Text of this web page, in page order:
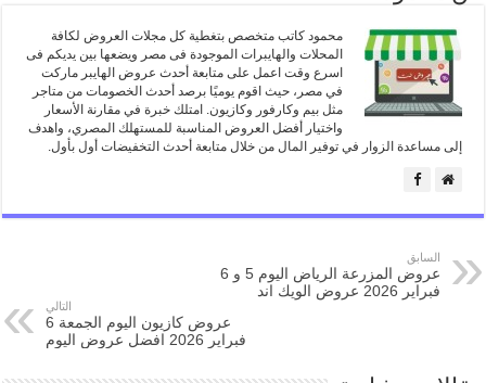
محمود كاتب متخصص بتغطية كل مجلات العروض لكافة
المحلات والهايبرات الموجودة فى مصر ويضعها بين يديكم فى
اسرع وقت اعمل على متابعة أحدث عروض الهايبر ماركت
في مصر، حيث اقوم يوميًا برصد أحدث الخصومات من متاجر
مثل بيم وكارفور وكازيون. امتلك خبرة في مقارنة الأسعار
واختيار أفضل العروض المناسبة للمستهلك المصري، واهدف
إلى مساعدة الزوار في توفير المال من خلال متابعة أحدث التخفيضات أول بأول.
السابق
عروض المزرعة الرياض اليوم 5 و 6
فبراير 2026 عروض الويك اند
التالي
عروض كازيون اليوم الجمعة 6
فبراير 2026 افضل عروض اليوم